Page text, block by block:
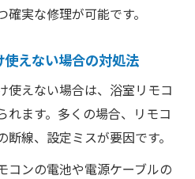
実な修理が可能です。
えない場合の対処法
使えない場合は、浴室リモコ
れます。多くの場合、リモコ
線、設定ミスが要因です。
コンの電池や電源ケーブルの